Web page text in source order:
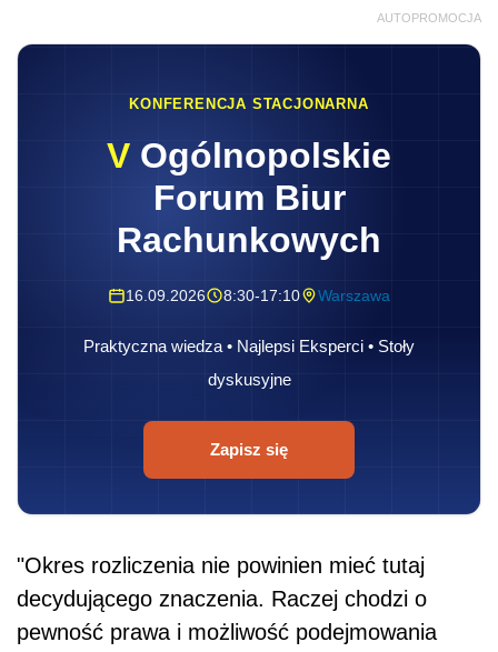
AUTOPROMOCJA
KONFERENCJA STACJONARNA
V Ogólnopolskie
Forum Biur
Rachunkowych
16.09.2026 8:30-17:10 Warszawa
Praktyczna wiedza • Najlepsi Eksperci • Stoły
dyskusyjne
Zapisz się
"Okres rozliczenia nie powinien mieć tutaj
decydującego znaczenia. Raczej chodzi o
pewność prawa i możliwość podejmowania